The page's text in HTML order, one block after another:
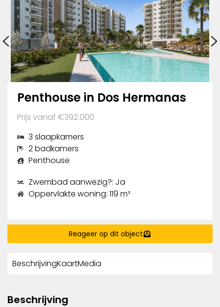
Penthouse in Dos Hermanas
Prijs vanaf €392.000
3 slaapkamers
2 badkamers
Penthouse
Zwembad aanwezig?: Ja
Oppervlakte woning: 119 m²
Reageer op dit object
BeschrijvingKaartMedia
Beschrijving